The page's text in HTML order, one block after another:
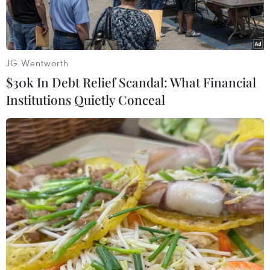
Đông và Syria.
Tại thị trường New York, giá dầu thô ngọt nhẹ
giao tháng 11/2012 tăng 82xu/thùng so với giá
Trong khi tạithị trường London, giá dầu Brent
Biển Bắc giao cùng tháng tăng mạnh hơn so
vớithị trường New York, tăng 1,38 USD/thùng,
lên 115,71 USD/thùng, mức cao nhất kểtừ giữa
tháng 9/2012.
Các nhà phân tích thị trường cho rằng sở dĩ giá
dầu Brent ở thị trườngLondon tăng cao, ngoài
ảnh hưởng của những căng thẳng về địa chính
trị ở TrungĐông, còn do hoạt động sản xuất dầu
JG Wentworth
$30k In Debt Relief Scandal: What Financial
Institutions Quietly Conceal